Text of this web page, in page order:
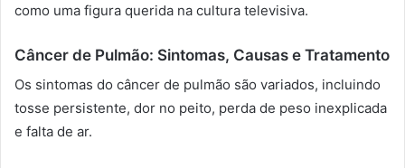
como uma figura querida na cultura televisiva.
Câncer de Pulmão: Sintomas, Causas e Tratamento
Os sintomas do câncer de pulmão são variados, incluindo
tosse persistente, dor no peito, perda de peso inexplicada
e falta de ar.